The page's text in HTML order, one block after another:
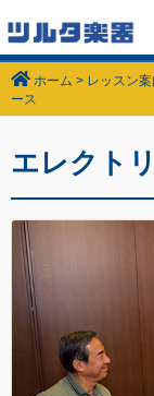
ホーム > レッスン案
ース
エレクト